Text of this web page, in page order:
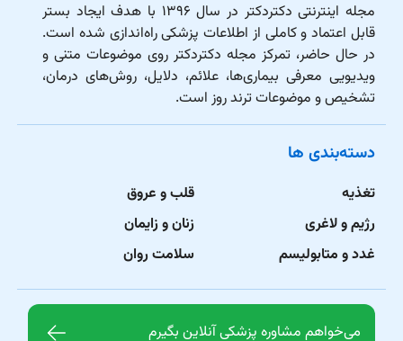
مجله اینترنتی دکتردکتر در سال ۱۳۹۶ با هدف ایجاد بستر
قابل اعتماد و کاملی از اطلاعات پزشکی راه‌اندازی شده است.
در حال حاضر، تمرکز مجله دکتردکتر روی موضوعات متنی و
ویدیویی معرفی بیماری‌ها، علائم، دلایل، روش‌های درمان،
تشخیص و موضوعات ترند روز است.
دسته‌بندی ها
تغذیه
رژیم و لاغری
غدد و متابولیسم
قلب و عروق
زنان و زایمان
سلامت روان
می‌خواهم مشاوره پزشکی آنلاین بگیرم